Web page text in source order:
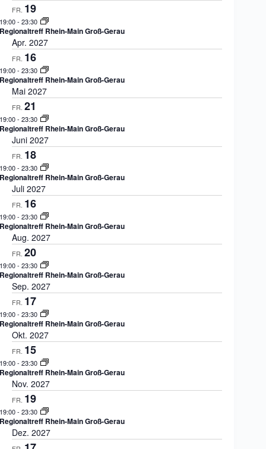
i
FR. 19
19:00- 23:30
Regionaltreff Rhein-Main Groß-Gerau
Apr. 2027
FR. 16
19:00- 23:30
Regionaltreff Rhein-Main Groß-Gerau
Mai 2027
FR. 21
19:00- 23:30
Regionaltreff Rhein-Main Groß-Gerau
Juni 2027
FR. 18
19:00- 23:30
Regionaltreff Rhein-Main Groß-Gerau
Juli 2027
FR. 16
19:00- 23:30
Regionaltreff Rhein-Main Groß-Gerau
Aug. 2027
FR. 20
19:00- 23:30
Regionaltreff Rhein-Main Groß-Gerau
Sep. 2027
FR. 17
19:00- 23:30
Regionaltreff Rhein-Main Groß-Gerau
Okt. 2027
FR. 15
19:00- 23:30
Regionaltreff Rhein-Main Groß-Gerau
Nov. 2027
FR. 19
19:00- 23:30
Regionaltreff Rhein-Main Groß-Gerau
Dez. 2027